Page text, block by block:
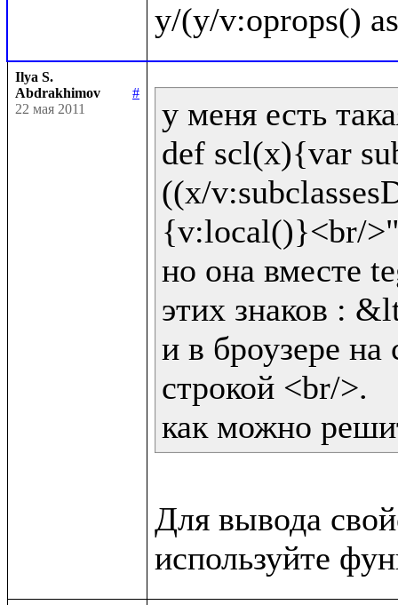
Ilya S.
Abdrakhimov
#
22 мая 2011
у меня есть
def scl(x){var
((x/
{v:local()}<br/
но она вместе
этих знаков :
и в броузере на
строкой <br/>.
как можно
Для вывода